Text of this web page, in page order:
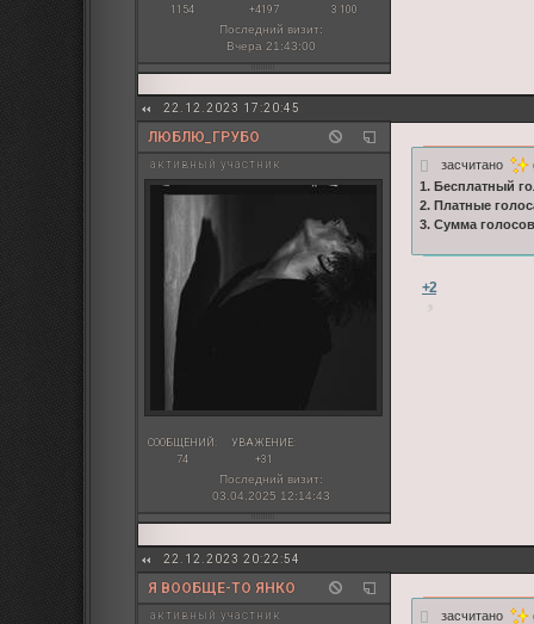
1154
+4197
3 100
Последний визит:
Вчера 21:43:00
22.12.2023 17:20:45
ЛЮБЛЮ_ГРУБО
активный участник
СООБЩЕНИЙ:
74
УВАЖЕНИЕ:
+31
Последний визит:
03.04.2025 12:14:43
засчитано
1. Бесплатный
2. Платные
3. Сумма
+2
22.12.2023 20:22:54
Я ВООБЩЕ-ТО ЯНКО
активный участник засчитано